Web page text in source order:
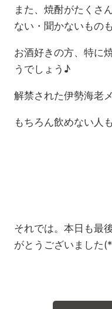
また、焼酎がたくさ
ない・聞かないもの
お酒好きの方、特に
うでしょう♪
解禁された伊勢海老
もちろん飲めない人
それでは。本日も最
がとうございました